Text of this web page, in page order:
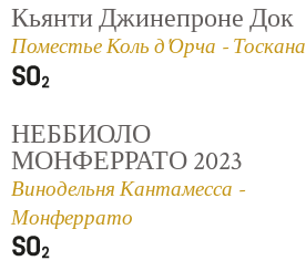
Кьянти Джинепроне Док
Поместье Коль д'Орча - Тоскана
НЕББИОЛО
МОНФЕРРАТО 2023
Винодельня Кантамесса -
Монферрато